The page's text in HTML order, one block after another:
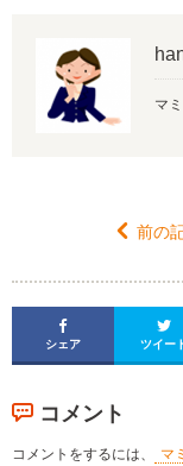
マ
 前の

シェア

ツイー
コメント
コメントをするには、 マ